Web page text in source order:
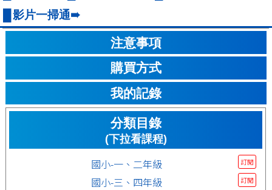
影片一掃通➠
注意事項
購買方式
我的記錄
分類目錄
(下拉看課程)
國小-一、二年級 訂閱
國小-三、四年級 訂閱